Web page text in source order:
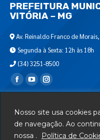
Nosso site usa cookies
de navegação. Ao
nossa .
Política de
PREFEITURA
VITÓRIA – MG
Av. Reinaldo Franco de
Segunda à Sexta: 12h às 18h
(34) 3251-8500
Encontre-nos em:
Departamento de T.I.
Serviços